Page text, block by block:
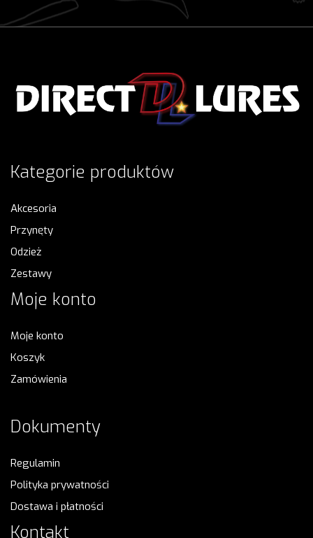
Kategorie produktów
Akcesoria
Przynęty
Odzież
Zestawy
Moje konto
Moje konto
Koszyk
Zamówienia
Dokumenty
Regulamin
Polityka prywatności
Dostawa i płatności
Kontakt